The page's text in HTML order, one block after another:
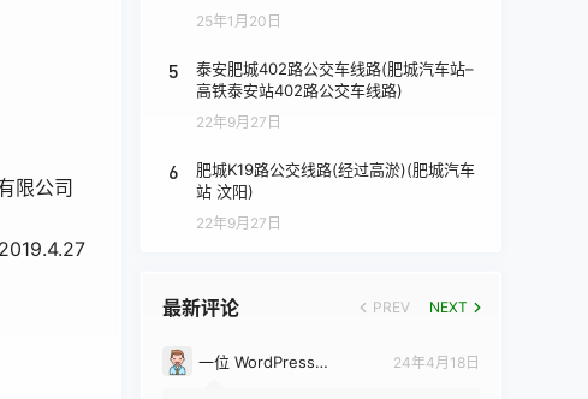
司
前公示
25年1月20日
5
泰安肥城402路公交车线路(肥城汽车站–
高铁泰安站402路公交车线路)
22年9月27日
6
肥城K19路公交线路(经过高淤)(肥城汽车
站 汶阳)
22年9月27日
最新评论 PREV NEXT
一位 WordPress 评论者 24年4月18日